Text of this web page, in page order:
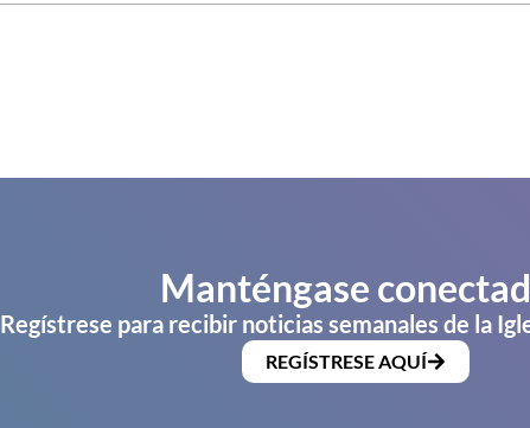
Manténgase
Regístrese para recibir noticias semanales de la
REGÍSTRESE AQUÍ